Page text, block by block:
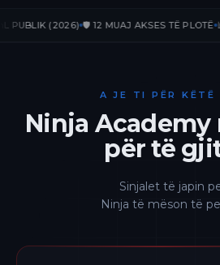
(2026) 🛡️ 12 MUAJ AKSES TË PLOTË 📊 33
A JE TI PËR KËTË
Ninja Academy
për të
Sinjalet të japin
Ninja të mëson të